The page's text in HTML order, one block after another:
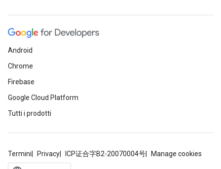
Android
Chrome
Firebase
Google Cloud Platform
Tutti i prodotti
Termini Privacy ICP证合字B2-20070004号 Manage cookies